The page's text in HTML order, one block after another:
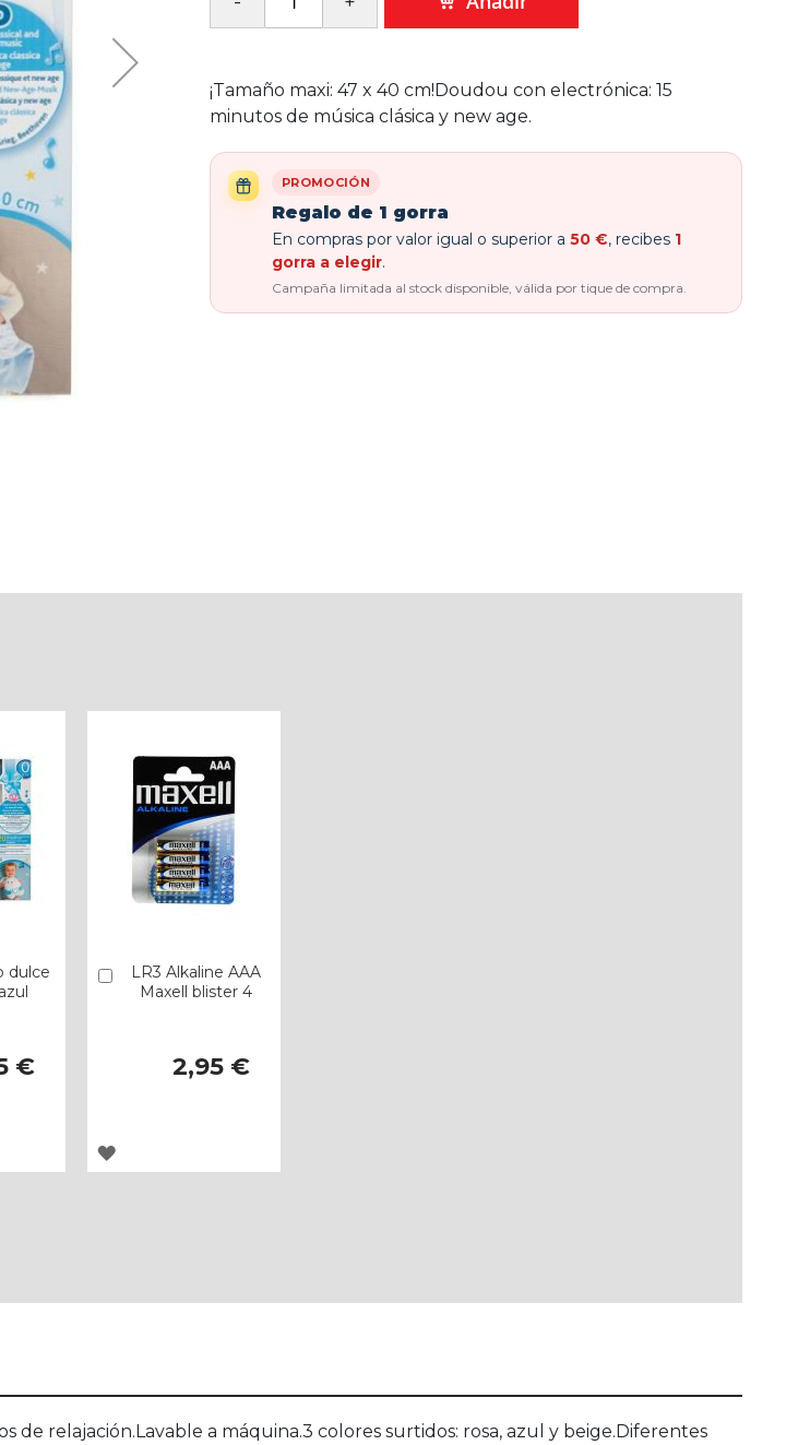
¡Tamaño maxi: 47 x 40 cm!Doudou con electrónica: 15
minutos de música clásica y new age.
PROMOCIÓN
Regalo de 1 gorra
En compras por valor igual o superior a 50 €, recibes 1
gorra a elegir.
Campaña limitada al stock disponible, válida por tique de compra.
dulce
€
LR3 Alkaline AAA
Maxell blister 4
2,95 €
Añadir
AGREGAR
relajación.Lavable a máquina.3 colores surtidos: rosa, azul y beige.Diferentes